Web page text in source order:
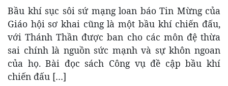
Bầu khí sục sôi sứ mạng loan báo Tin Mừng của
Giáo hội sơ khai cũng là một bầu khí chiến đấu,
với Thánh Thần được ban cho các môn đệ thừa
sai chính là nguồn sức mạnh và sự khôn ngoan
của họ. Bài đọc sách Công vụ đề cập bầu khí
chiến đấu […]